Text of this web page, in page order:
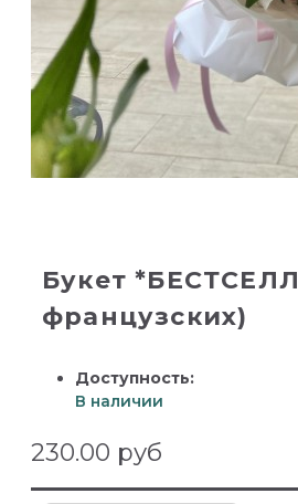
Букет
французских)
230.00 руб
Доступность:
В наличии